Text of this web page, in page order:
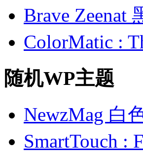
Brave Zeenat
ColorMatic :
随机WP主题
NewzMag 白
SmartTouch :